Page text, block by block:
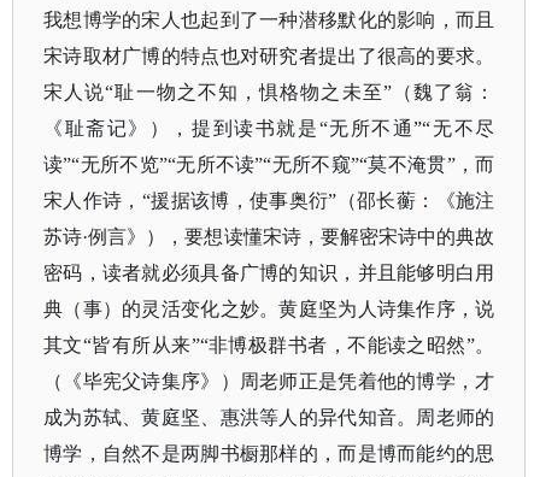
我想博学的宋人也起到了一种潜移默化的影响，而且
宋诗取材广博的特点也对研究者提出了很高的要求。
宋人说“耻一物之不知，惧格物之未至”（魏了翁：
《耻斋记》），提到读书就是“无所不通”“无不尽
读”“无所不览”“无所不读”“无所不窥”“莫不淹贯”，而
宋人作诗，“援据该博，使事奥衍”（邵长蘅：《施注
苏诗·例言》），要想读懂宋诗，要解密宋诗中的典故
密码，读者就必须具备广博的知识，并且能够明白用
典（事）的灵活变化之妙。黄庭坚为人诗集作序，说
其文“皆有所从来”“非博极群书者，不能读之昭然”。
（《毕宪父诗集序》）周老师正是凭着他的博学，才
成为苏轼、黄庭坚、惠洪等人的异代知音。周老师的
博学，自然不是两脚书橱那样的，而是博而能约的思